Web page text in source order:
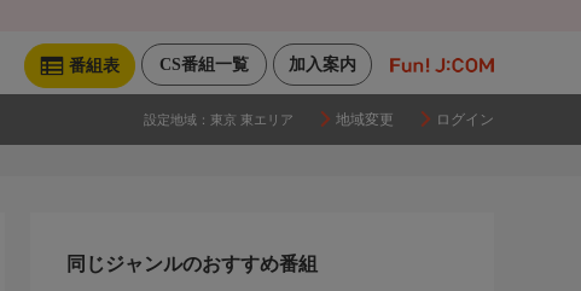
加入案内
CS番組一覧
番組表
設定地域： 東京 東エリア 地域変更 ログイン
同じジャンルのおすすめ番組